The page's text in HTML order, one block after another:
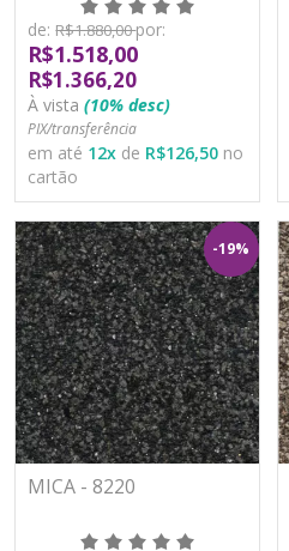
de: R$1.880,00por:
R$1.518,00
R$1.366,20
À vista (10% desc)
PIX/transferência
em até 12x de R$126,50 no
cartão
-19%
MICA - 8220